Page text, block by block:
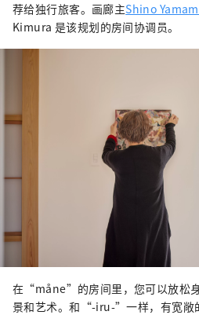
荐给独行旅客。画廊主Shino
Kimura 是该规划的房间协调员。
在“måne”的房间里，您可以放松
景和艺术。和“-iru-”一样，有宽敞